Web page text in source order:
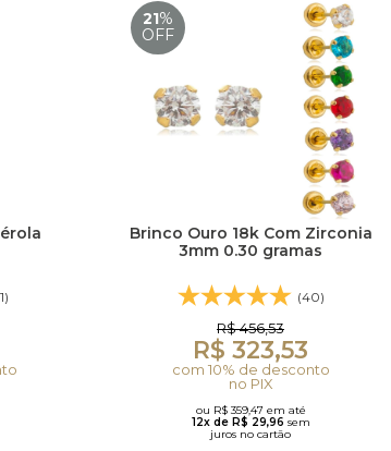
21%
OFF
Brinco Ouro 18k Com Zirconia
3mm 0.30 gramas
(40)
R$ 456,53
R$ 323,53
com 10% de desconto
no PIX
ou R$ 359,47 em até
12x de R$ 29,96 sem
juros no cartão